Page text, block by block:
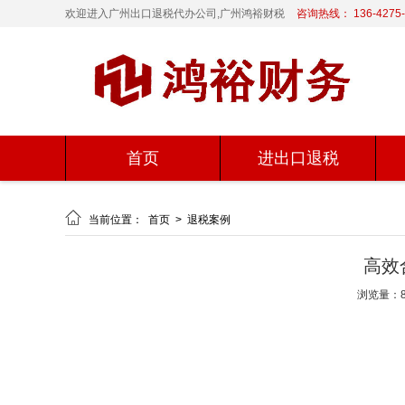
欢迎进入广州出口退税代办公司,广州鸿裕财税 咨询热线： 136-
首页 进出口退税
 当前位置： 首页 > 退税案例
高效
浏览量：